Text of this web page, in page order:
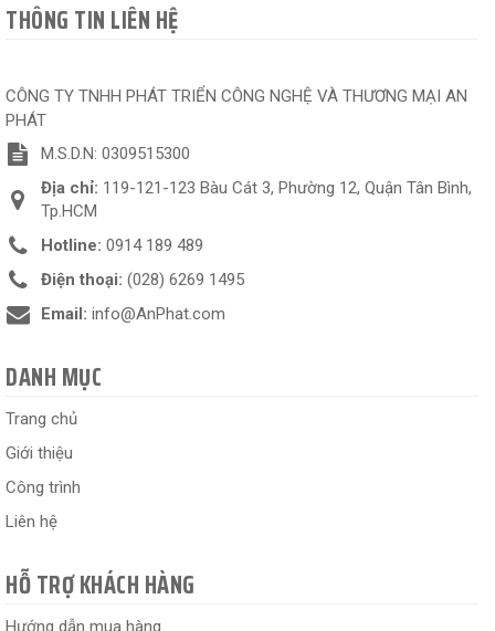
THÔNG TIN LIÊN HỆ
CÔNG TY TNHH PHÁT TRIỂN CÔNG NGHỆ VÀ THƯƠNG MẠI AN
PHÁT
M.S.D.N: 0309515300
Địa chỉ: 119-121-123 Bàu Cát 3, Phường 12, Quận Tân Bình,
Tp.HCM
Hotline: 0914 189 489
Điện thoại: (028) 6269 1495
Email: info@AnPhat.com
DANH MỤC
Trang chủ
Giới thiệu
Công trình
Liên hệ
HỖ TRỢ KHÁCH HÀNG
Hướng dẫn mua hàng